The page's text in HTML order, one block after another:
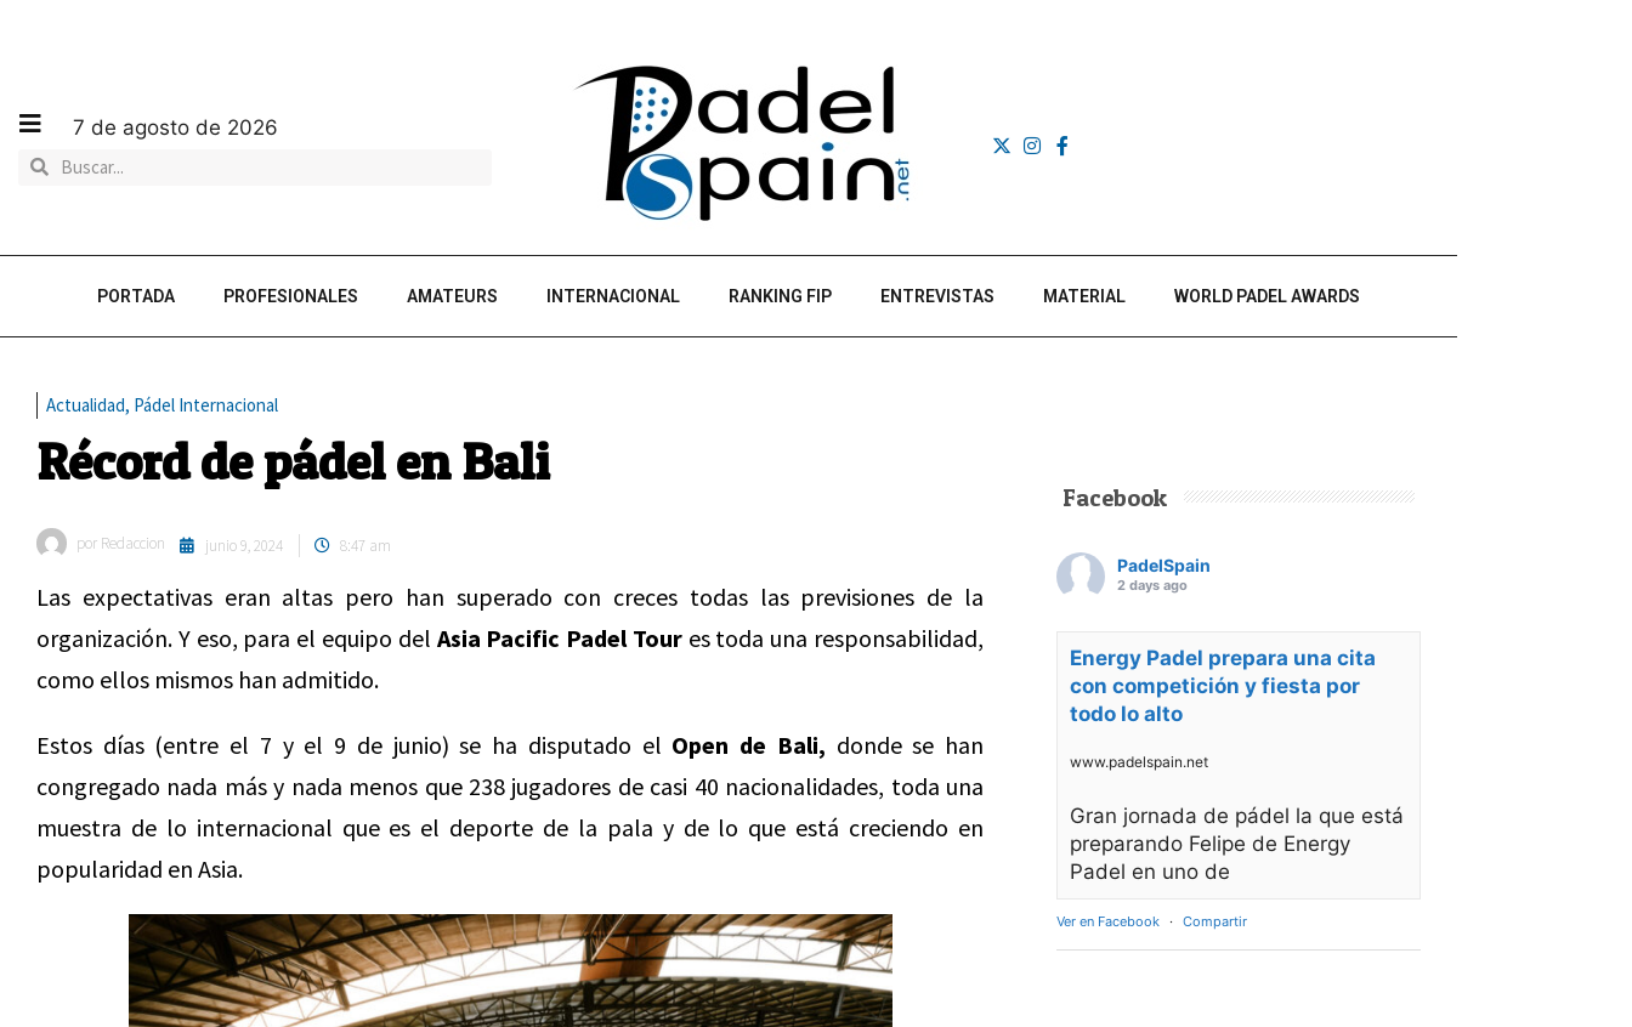
7 de agosto de 2026
PORTADA PROFESIONALES AMATEURS INTERNACIONAL RANKING FIP ENTREVISTAS MATERIAL WORLD PADEL AWARDS
Actualidad, Pádel Internacional
Récord de pádel en Bali
por Redaccion junio 9, 2024 8:47 am
Las expectativas eran altas pero han superado con creces todas las previsiones de la
organización. Y eso, para el equipo del Asia Pacific Padel Toures toda una responsabilidad,
como ellos mismos han admitido.
Estos días (entre el 7 y el 9 de junio) se ha disputado el Open de Bali, donde se han
congregado nada más y nada menos que 238 jugadores de casi 40 nacionalidades, toda una
muestra de lo internacional que es el deporte de la pala y de lo que está creciendo en
popularidad en Asia.
Facebook
PadelSpain
2 days ago
Energy Padel prepara una cita
con competición y fiesta por
todo lo alto
www.padelspain.net
Gran jornada de pádel la que está
preparando Felipe de Energy
Padel en uno de
Ver en Facebook · Compartir